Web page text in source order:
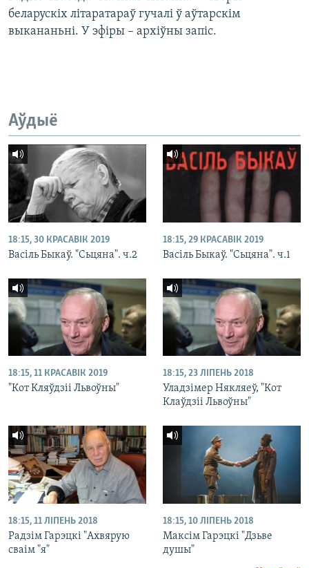
беларускіх літаратараў гучалі ў аўтарскім
выкананьні. У эфіры – архіўны запіс.
Аўдыё
18:15, 30 КРАСАВІК 2019
Васіль Быкаў. "Сьцяна". ч.2
18:15, 29 КРАСАВІК 2019
Васіль Быкаў. "Сьцяна". ч.1
18:15, 11 КРАСАВІК 2019
"Кот Кляўдзіі Львоўны"
18:15, 23 ЛІПЕНЬ 2018
Уладзімер Някляеў, "Кот
Клаўдзіі Львоўны"
18:15, 11 ЛІПЕНЬ 2018
Радзім Гарэцкі "Ахвярую
сваім "я"
18:15, 10 ЛІПЕНЬ 2018
Максім Гарэцкі "Дзьве
душы"